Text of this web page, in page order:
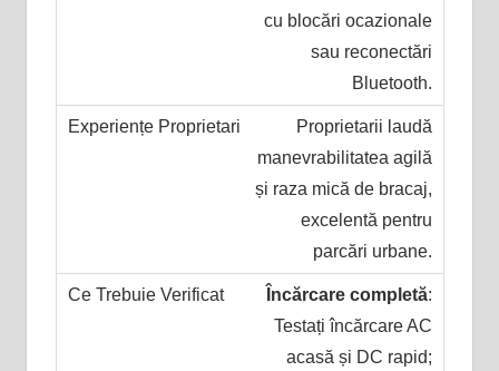
cu blocări ocazionale
sau reconectări
Bluetooth.
Proprietarii laudă
manevrabilitatea agilă
și raza mică de bracaj,
excelentă pentru
parcări urbane.
Încărcare completă:
Testați încărcare AC
acasă și DC rapid;